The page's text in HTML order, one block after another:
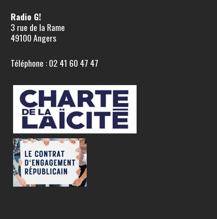
Radio G!
3 rue de la Rame
49100 Angers
Téléphone : 02 41 60 47 47